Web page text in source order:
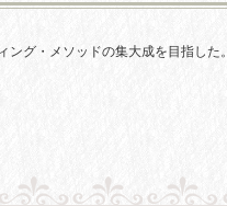
グ・メソッドの集大成を目指した。